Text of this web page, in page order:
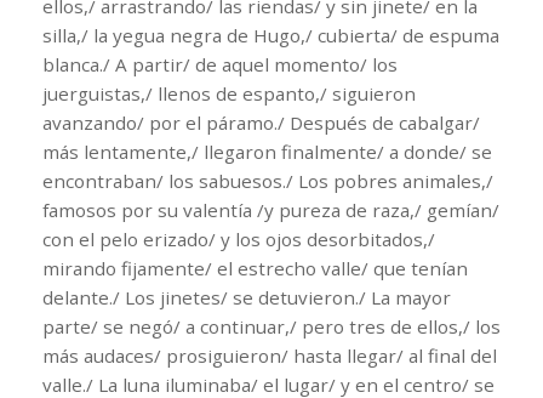
ellos,/ arrastrando/ las riendas/ y sin jinete/ en la
silla,/ la yegua negra de Hugo,/ cubierta/ de espuma
blanca./ A partir/ de aquel momento/ los
juerguistas,/ llenos de espanto,/ siguieron
avanzando/ por el páramo./ Después de cabalgar/
más lentamente,/ llegaron finalmente/ a donde/ se
encontraban/ los sabuesos./ Los pobres animales,/
famosos por su valentía /y pureza de raza,/ gemían/
con el pelo erizado/ y los ojos desorbitados,/
mirando fijamente/ el estrecho valle/ que tenían
delante./ Los jinetes/ se detuvieron./ La mayor
parte/ se negó/ a continuar,/ pero tres de ellos,/ los
más audaces/ prosiguieron/ hasta llegar/ al final del
valle./ La luna iluminaba/ el lugar/ y en el centro/ se